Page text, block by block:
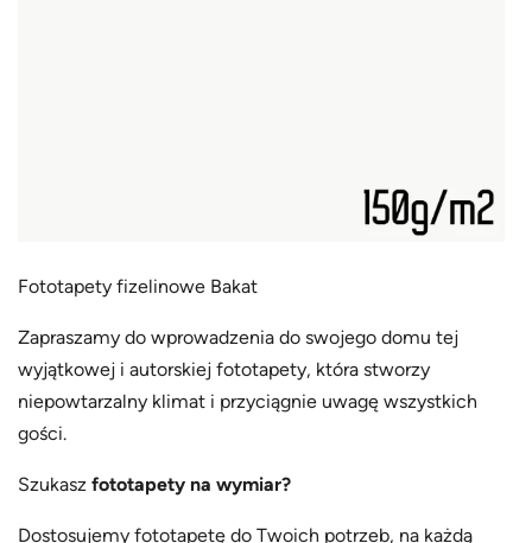
Fototapety fizelinowe Bakat
Zapraszamy do wprowadzenia do swojego domu tej
wyjątkowej i autorskiej fototapety, która stworzy
niepowtarzalny klimat i przyciągnie uwagę wszystkich
gości.
Szukaszfototapety na wymiar?
Dostosujemy fototapetę do Twoich potrzeb, na każdą